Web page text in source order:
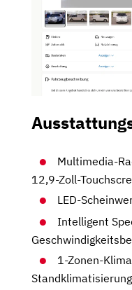
Multimedia-
12,9-Zoll-
LED-
Intelligent
1-Zonen-
Standklimatisierung